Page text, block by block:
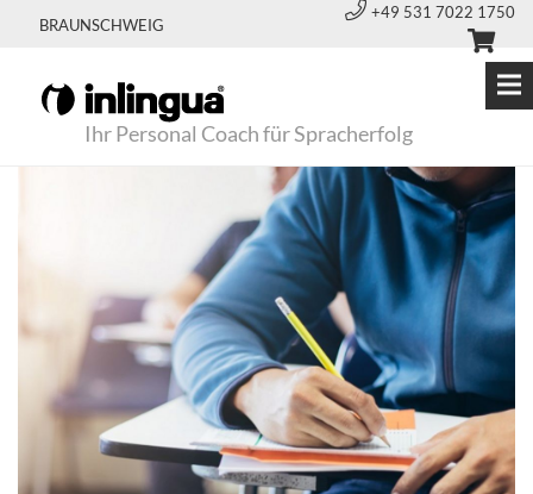
BRAUNSCHWEIG
+49 531 7022 1750
Ihr Personal Coach für Spracherfolg